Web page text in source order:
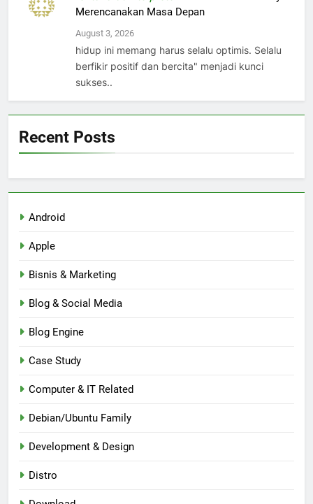
Merencanakan Masa Depan
August 3, 2026
hidup ini memang harus selalu optimis. Selalu
berfikir positif dan bercita" menjadi kunci
sukses..
Recent Posts
Android
Apple
Bisnis & Marketing
Blog & Social Media
Blog Engine
Case Study
Computer & IT Related
Debian/Ubuntu Family
Development & Design
Distro